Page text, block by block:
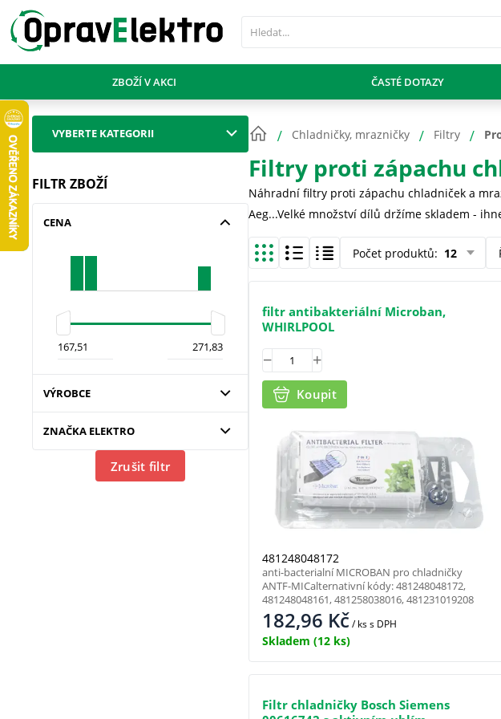
PŘESKOČIT NAVIGACI
ZBOŽÍ V AKCI ČASTÉ DOTAZY
VYBERTE KATEGORII
FILTR ZBOŽÍ
CENA
VÝROBCE
ZNAČKA ELEKTRO
Zrušit filtr
Chladničky, mrazničky Filtry
Filtry proti zápachu
Náhradní filtry proti zápachu chladniček a
Aeg...Velké množství dílů držíme skladem -
Počet produktů: 12
filtr antibakteriální Microban,
WHIRLPOOL
481248048172
182,96 Kč/ kss DPH
Skladem (12 ks)
Koupit
anti-bacterialní MICROBAN pro chladničky
ANTF-MICalternativní kódy: 481248048172,
481248048161, 481258038016, 481231019208
Filtr chladničky Bosch Siemens